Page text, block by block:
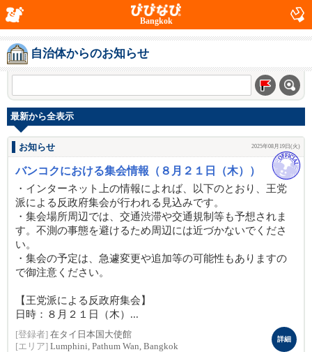
Bangkok
自治体からのお知らせ
最新から全表示
お知らせ 2025年08月19日(火)
バンコクにおける集会情報（８月２１日（木））
・インターネット上の情報によれば、以下のとおり、王党
派による反政府集会が行われる見込みです。
・集会場所周辺では、交通渋滞や交通規制等も予想されま
す。不測の事態を避けるため周辺には近づかないでくださ
い。
・集会の予定は、急遽変更や追加等の可能性もありますの
で御注意ください。
【王党派による反政府集会】
日時：８月２１日（木）...
[登録者] 在タイ日本国大使館
[エリア] Lumphini, Pathum Wan, Bangkok
詳細